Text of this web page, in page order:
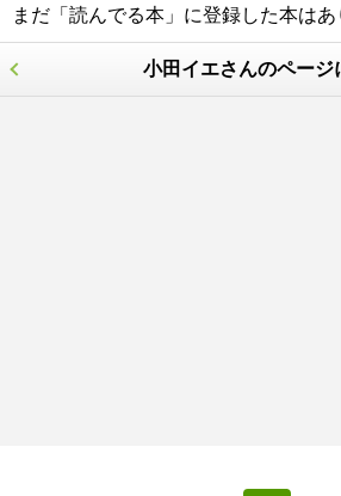
まだ「読んでる本」に登録した本はあ
小田イエさんのページ